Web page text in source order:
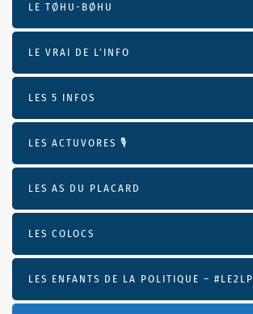
LE TØHU-BØHU
LE VRAI DE L’INFO
LES 5 INFOS
LES ACTUVORES 🎙
LES AS DU PLACARD
LES COLOCS
LES ENFANTS DE LA POLITIQUE – #LE2LP